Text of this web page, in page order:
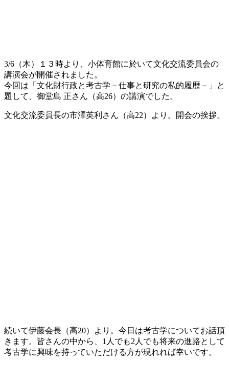
3/6（木）１３時より、小体育館に於いて文化交流委員会の
講演会が開催されました。
今回は「文化財行政と考古学－仕事と研究の私的履歴－」と
題して、御堂島 正さん（高26）の講演でした。
文化交流委員長の市澤英利さん（高22）より。開会の挨拶。
続いて伊藤会長（高20）より。今日は考古学についてお話頂
きます。皆さんの中から、1人でも2人でも将来の進路として
考古学に興味を持っていただける方が現れれば幸いです。